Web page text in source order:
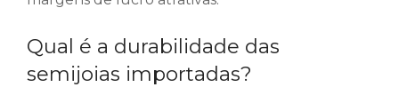
Qual é a durabilidade das
semijoias importadas?